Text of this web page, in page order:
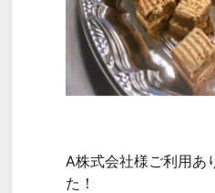
A株式会社様ご利用あ
た！